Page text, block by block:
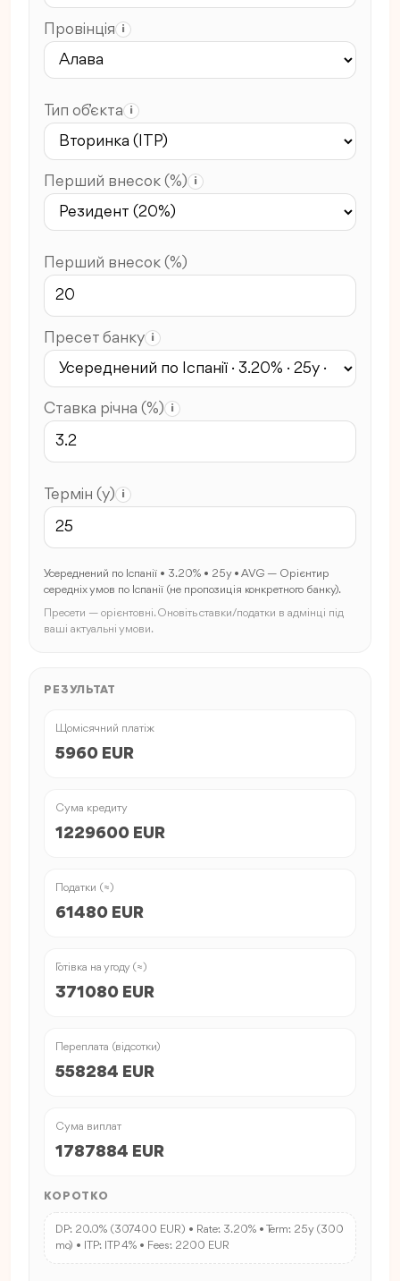
Провінція i
Тип об’єкта i
Перший внесок (%) i
Перший внесок (%)
Пресет банку i
Ставка річна (%) i
Термін (y) i
Усереднений по Іспанії • 3.20% • 25y • AVG — Орієнтир
середніх умов по Іспанії (не пропозиція конкретного банку).
Пресети — орієнтовні. Оновіть ставки/податки в адмінці під
ваші актуальні умови.
РЕЗУЛЬТАТ
Щомісячний платіж
5960 EUR
Сума кредиту
1229600 EUR
Податки (≈)
61480 EUR
Готівка на угоду (≈)
371080 EUR
Переплата (відсотки)
558284 EUR
Сума виплат
1787884 EUR
КОРОТКО
DP: 20.0% (307400 EUR) • Rate: 3.20% • Term: 25y (300
mo) • ITP: ITP 4% • Fees: 2200 EUR